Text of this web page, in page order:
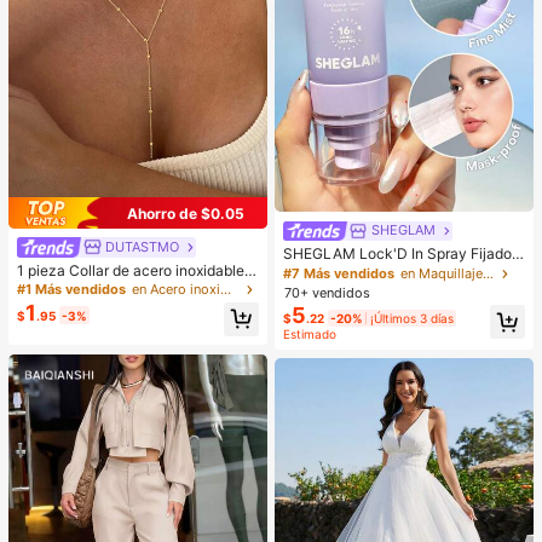
Ahorro de $0.05
DUTASTMO
1 pieza Collar de acero inoxidable d
e doble capa, collar largo con colga
nte, cadena en forma de Y con colg
ante de cuenta redonda, uso diario
#1 Más vendidos en Acero inoxidable Collares De Mujer
$1 .95 -3%
SHEGLAM
SHEGLAM Lock'D In Spray Fijador
Marca De Belleza CosméTica Maq
uillaje Para Mujeres Y NiñAs
#7 Más vendidos
en Maquillaje facial
70+ vendidos
$5.22 -20% ¡Últimos 3 días
Estimado